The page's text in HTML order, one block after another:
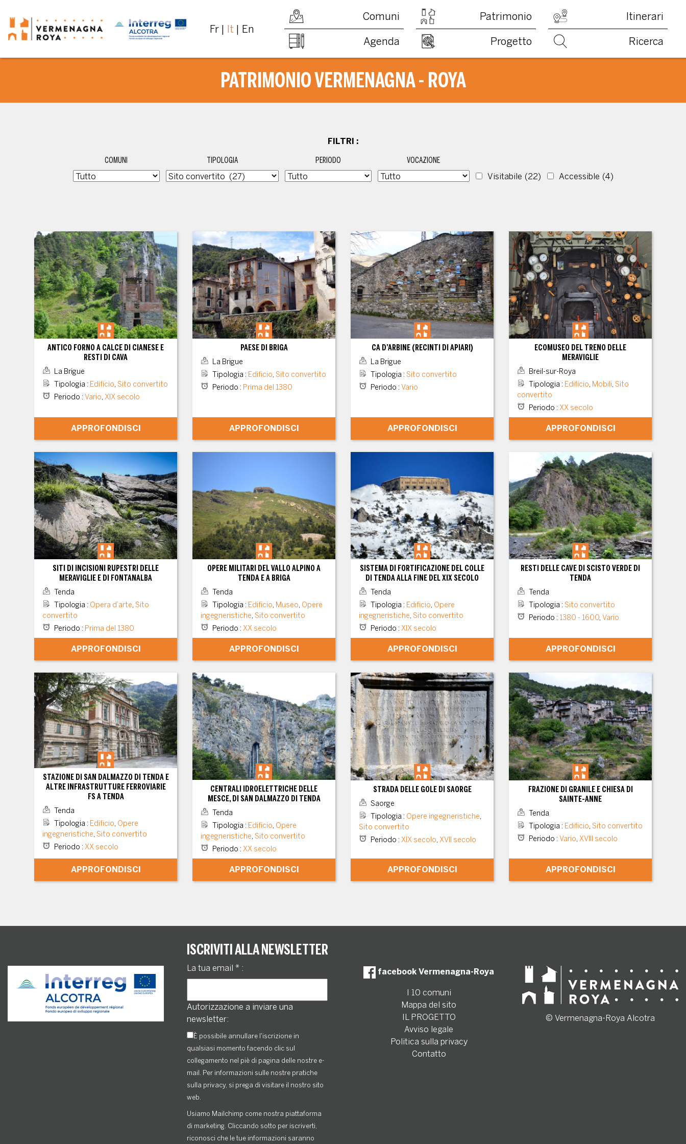
Fr It En
Comuni Patrimonio Itinerari
Agenda Progetto Ricerca
PATRIMONIO VERMENAGNA - ROYA
FILTRI :
COMUNI
TIPOLOGIA PERIODO
VOCAZIONE
Visitabile (22) Accessible (4)
ANTICO FORNO A CALCE DI CIANESE E
RESTI DI CAVA
La Brigue
Tipologia : Edificio, Sito convertito
Periodo : Vario, XIX secolo
APPROFONDISCI
PAESE DI BRIGA
La Brigue
Tipologia : Edificio, Sito convertito
Periodo : Prima del 1380
APPROFONDISCI
CA D’ARBINE (RECINTI DI APIARI)
La Brigue
Tipologia : Sito convertito
Periodo : Vario
APPROFONDISCI
ECOMUSEO DEL TRENO DELLE
MERAVIGLIE
Breil-sur-Roya
Tipologia : Edificio, Mobili, Sito
convertito
Periodo : XX secolo
APPROFONDISCI
SITI DI INCISIONI RUPESTRI DELLE
MERAVIGLIE E DI FONTANALBA
Tenda
Tipologia : Opera d’arte, Sito
convertito
Periodo : Prima del 1380
APPROFONDISCI
OPERE MILITARI DEL VALLO ALPINO A
TENDA E A BRIGA
Tenda
Tipologia : Edificio, Museo, Opere
ingegneristiche, Sito convertito
Periodo : XX secolo
APPROFONDISCI
SISTEMA DI FORTIFICAZIONE DEL COLLE
DI TENDA ALLA FINE DEL XIX SECOLO
Tenda
Tipologia : Edificio, Opere
ingegneristiche, Sito convertito
Periodo : XIX secolo
APPROFONDISCI
RESTI DELLE CAVE DI SCISTO VERDE DI
TENDA
Tenda
Tipologia : Sito convertito
Periodo : 1380 - 1600, Vario
APPROFONDISCI
STAZIONE DI SAN DALMAZZO DI TENDA E
ALTRE INFRASTRUTTURE FERROVIARIE
FS A TENDA
Tenda
Tipologia : Edificio, Opere
ingegneristiche, Sito convertito
Periodo : XX secolo
APPROFONDISCI
CENTRALI IDROELETTRICHE DELLE
MESCE, DI SAN DALMAZZO DI TENDA
Tenda
Tipologia : Edificio, Opere
ingegneristiche, Sito convertito
Periodo : XX secolo
APPROFONDISCI
STRADA DELLE GOLE DI SAORGE
Saorge
Tipologia : Opere ingegneristiche,
Sito convertito
Periodo : XIX secolo, XVII secolo
APPROFONDISCI
FRAZIONE DI GRANILE E CHIESA DI
SAINTE-ANNE
Tenda
Tipologia : Edificio, Sito convertito
Periodo : Vario, XVIII secolo
APPROFONDISCI
ISCRIVITI ALLA NEWSLETTER
La tua email * :
Autorizzazione a inviare una
newsletter:
È possibile annullare l'iscrizione in
qualsiasi momento facendo clic sul
collegamento nel piè di pagina delle nostre e-
mail. Per informazioni sulle nostre pratiche
sulla privacy, si prega di visitare il nostro sito
web.
Usiamo Mailchimp come nostra piattaforma
di marketing. Cliccando sotto per iscriverti,
riconosci che le tue informazioni saranno
facebook Vermenagna-Roya
I 10 comuni
Mappa del sito
IL PROGETTO
Avviso legale
Politica sulla privacy
Contatto
© Vermenagna-Roya Alcotra